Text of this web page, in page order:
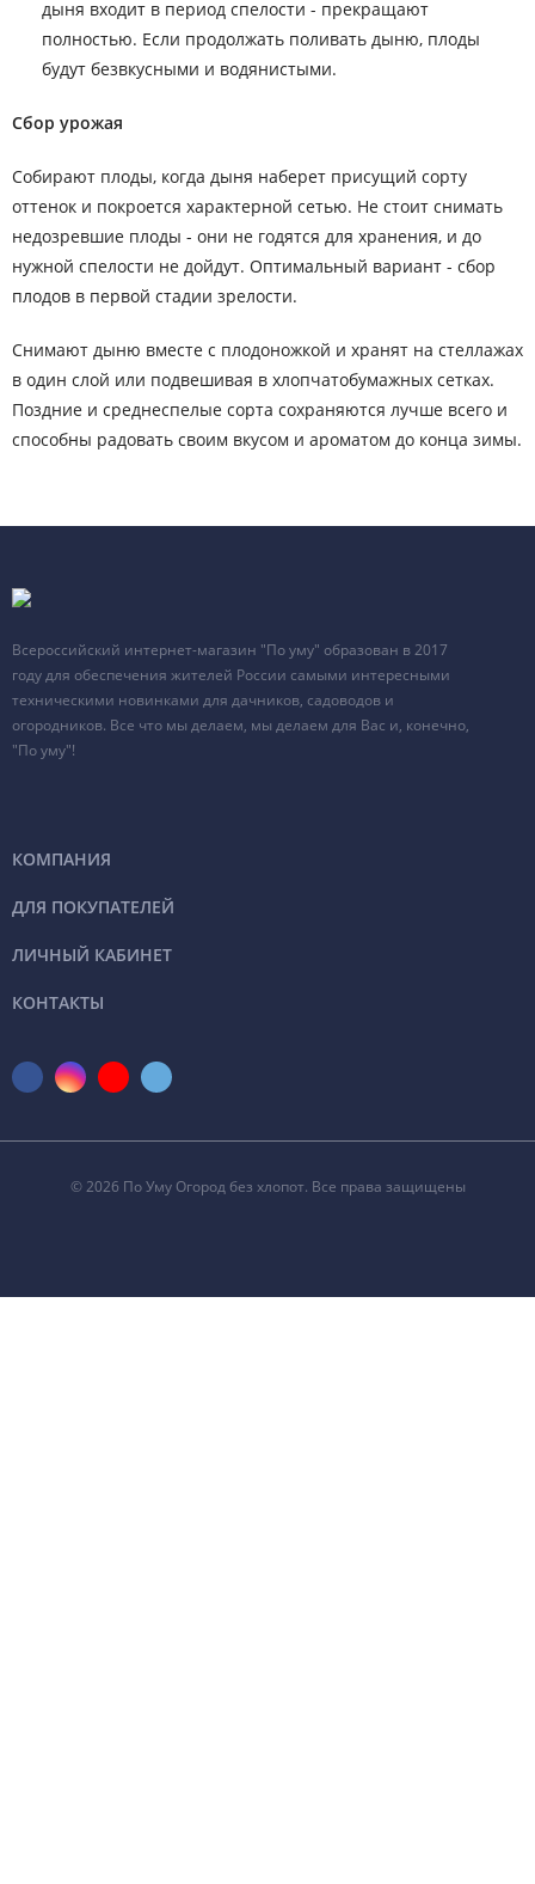
дыня входит в период спелости - прекращают
полностью. Если продолжать поливать дыню, плоды
будут безвкусными и водянистыми.
Сбор урожая
Собирают плоды, когда дыня наберет присущий сорту
оттенок и покроется характерной сетью. Не стоит снимать
недозревшие плоды - они не годятся для хранения, и до
нужной спелости не дойдут. Оптимальный вариант - сбор
плодов в первой стадии зрелости.
Снимают дыню вместе с плодоножкой и хранят на стеллажах
в один слой или подвешивая в хлопчатобумажных сетках.
Поздние и среднеспелые сорта сохраняются лучше всего и
способны радовать своим вкусом и ароматом до конца зимы.
Всероссийский интернет-магазин "По уму" образован в 2017
году для обеспечения жителей России самыми интересными
техническими новинками для дачников, садоводов и
огородников. Все что мы делаем, мы делаем для Вас и, конечно,
"По уму"!
КОМПАНИЯ
ДЛЯ ПОКУПАТЕЛЕЙ
ЛИЧНЫЙ КАБИНЕТ
КОНТАКТЫ
© 2026 По Уму Огород без хлопот. Все права защищены